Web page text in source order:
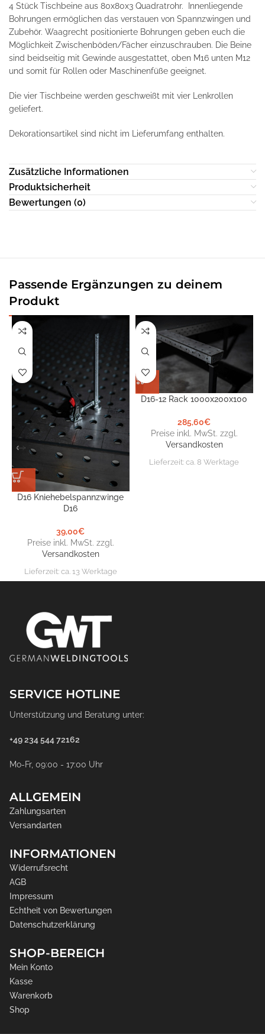
4 Stück Tischbeine aus 80x80x3 Quadratrohr. Innenliegende
Bohrungen ermöglichen das verstauen von Spannzwingen und
Zubehör. Waagrecht positionierte Bohrungen geben euch die
Möglichkeit Zwischenböden/Fächer einzuschrauben. Die Beine
sind beidseitig mit Gewinde ausgestattet, oben M16 unten M12
und somit für Rollen oder Maschinenfüße geeignet.
Die vier Tischbeine werden geschweißt mit vier Lenkrollen
geliefert.
Dekorationsartikel sind nicht im Lieferumfang enthalten.
Zusätzliche Informationen
Produktsicherheit
Bewertungen (0)
Passende Ergänzungen zu deinem
Produkt
D16 Kniehebelspannzwinge
D16
39,00€
Preise inkl. MwSt. zzgl.
Versandkosten
Lieferzeit: ca. 13 Werktage
D16-12 Rack 1000x200x100
285,60€
Preise inkl. MwSt. zzgl.
Versandkosten
Lieferzeit:ca. 8 Werktage
SERVICE HOTLINE
Unterstützung und Beratung unter:
+49 234 544 72162
Mo-Fr, 09:00 - 17:00 Uhr
ALLGEMEIN
Zahlungsarten
Versandarten
INFORMATIONEN
Widerrufsrecht
AGB
Impressum
Echtheit von Bewertungen
Datenschutzerklärung
SHOP-BEREICH
Mein Konto
Kasse
Warenkorb
Shop